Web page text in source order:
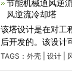
节能机械通风逆
风逆流冷却塔
该塔设计是在对工
后开发的。该设计
耗。我们的先进技
TAGS： 外壳| 设计|